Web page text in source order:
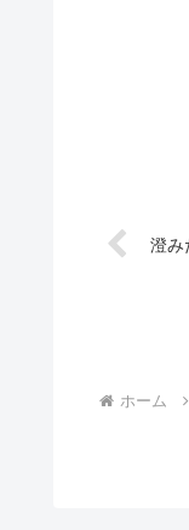
澄み
ホーム